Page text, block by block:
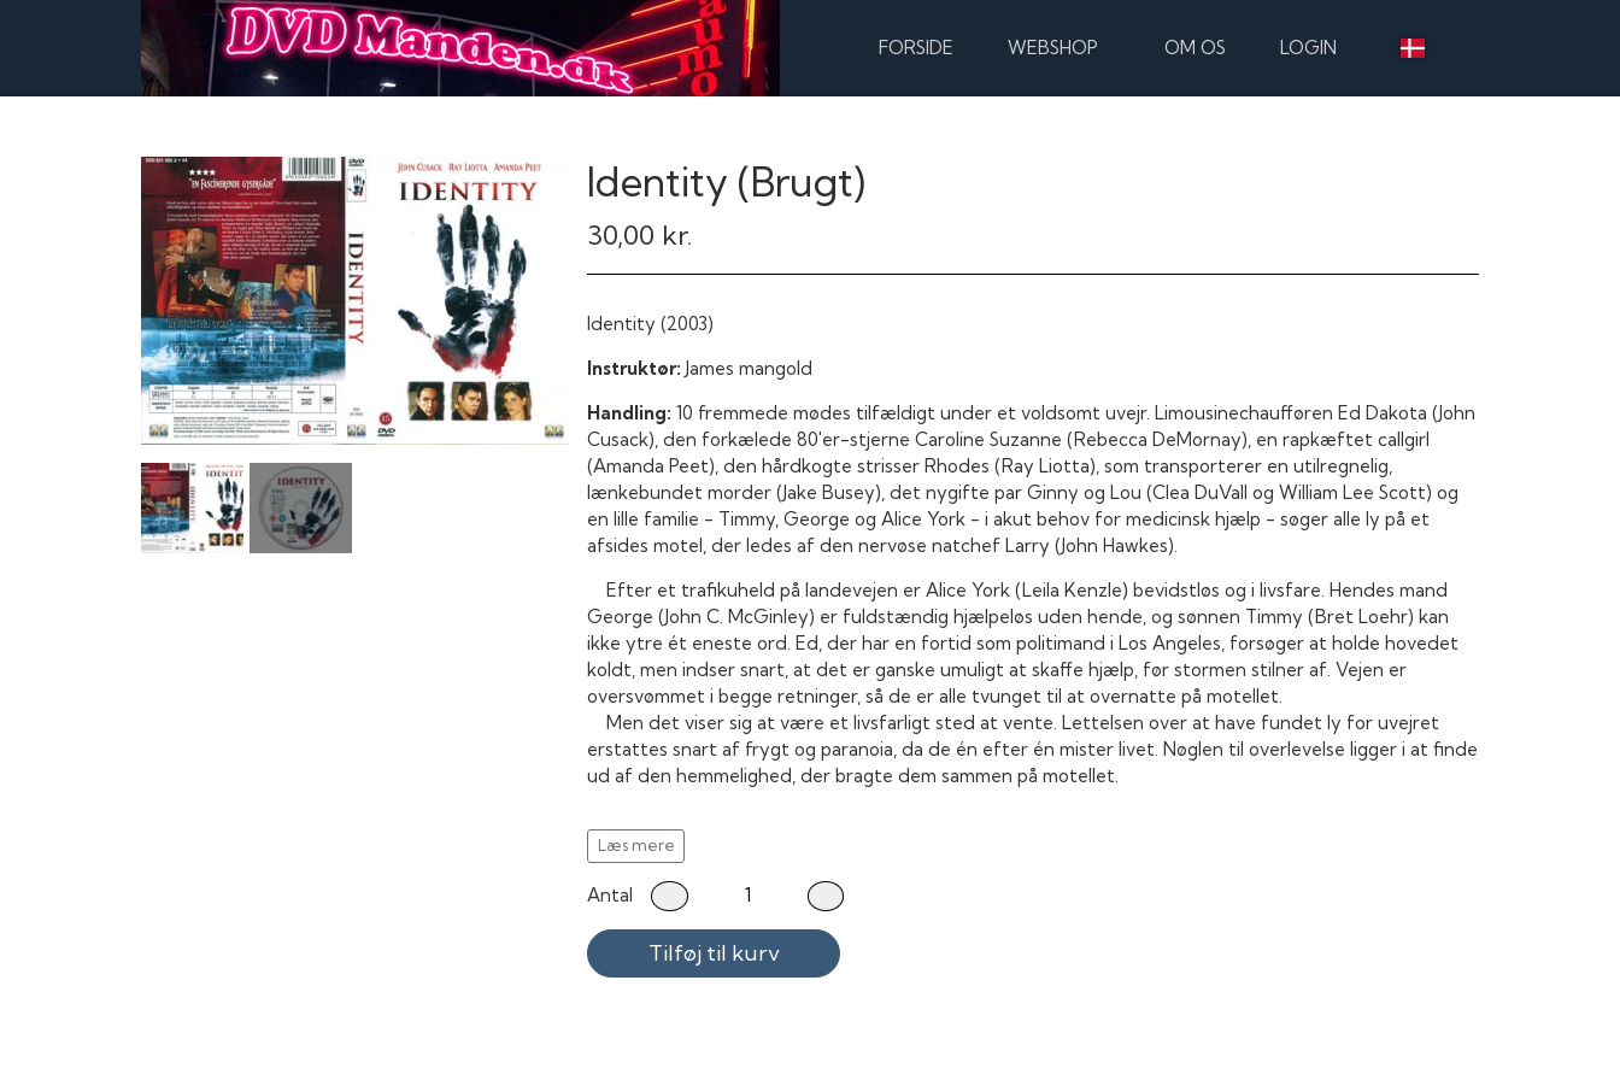
FORSIDE WEBSHOP OM OS LOGIN
Identity (Brugt)
30,00 kr.
Identity (2003)
Instruktør: James mangold
Handling: 10 fremmede mødes tilfældigt under et voldsomt uvejr. Limousinechaufføren Ed Dakota (John
Cusack), den forkælede 80'er-stjerne Caroline Suzanne (Rebecca DeMornay), en rapkæftet callgirl
(Amanda Peet), den hårdkogte strisser Rhodes (Ray Liotta), som transporterer en utilregnelig,
lænkebundet morder (Jake Busey), det nygifte par Ginny og Lou (Clea DuVall og William Lee Scott) og
en lille familie - Timmy, George og Alice York - i akut behov for medicinsk hjælp - søger alle ly på et
afsides motel, der ledes af den nervøse natchef Larry (John Hawkes).
Efter et trafikuheld på landevejen er Alice York (Leila Kenzle) bevidstløs og i livsfare. Hendes mand
George (John C. McGinley) er fuldstændig hjælpeløs uden hende, og sønnen Timmy (Bret Loehr) kan
ikke ytre ét eneste ord. Ed, der har en fortid som politimand i Los Angeles, forsøger at holde hovedet
koldt, men indser snart, at det er ganske umuligt at skaffe hjælp, før stormen stilner af. Vejen er
oversvømmet i begge retninger, så de er alle tvunget til at overnatte på motellet.
Men det viser sig at være et livsfarligt sted at vente. Lettelsen over at have fundet ly for uvejret
erstattes snart af frygt og paranoia, da de én efter én mister livet. Nøglen til overlevelse ligger i at finde
ud af den hemmelighed, der bragte dem sammen på motellet.
Alt imens er et sidste-øjebliks retsmøde ved at blive sat i stand hos den irritable offentlige anklager.
Psykologen Dr. Malick (Alfred Molina) har anmodet om at fremlægge ny information i sagen mod
massemorderen Malcolm Rivers (Pruitt Taylor Vince), der allerede
henrettes inden for de næste 24 timer.
Men hvad er forbindelsen mellem Malcolm Rivers og begivenhederne på motellet...?
Læs mere
Antal
Tilføj til kurv